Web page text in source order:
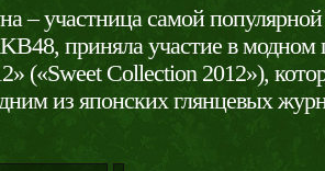
– участница самой
приняла участие в модном
(«Sweet Collection 2012»),
из японских глянцевых